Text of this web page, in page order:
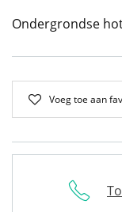
Ondergrondse
Voeg toe aan